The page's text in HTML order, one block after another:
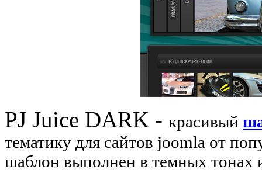
PJ Juice DARK - красивый
тематику для сайтов joomla от
шаблон выполнен в темных тонах